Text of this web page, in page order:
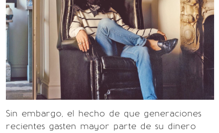
Sin embargo, el hecho de que generaciones
recientes gasten mayor parte de su dinero